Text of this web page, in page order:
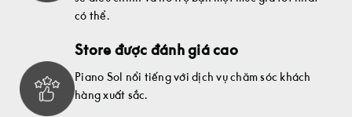
có thể.
Store được đánh giá cao
Piano Sol nổi tiếng với dịch vụ chăm sóc khách
hàng xuất sắc.